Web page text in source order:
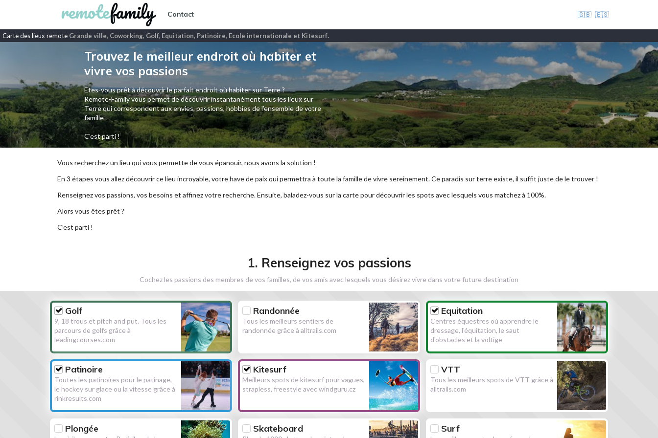
Contact 🇬🇧 🇪🇸
Carte des lieux remote Grande ville, Coworking, Golf, Equitation, Patinoire, Ecole internationale et Kitesurf.
Trouvez le meilleur endroit où habiter et
vivre vos passions
Etes-vous prêt à découvrir le parfait endroit où habiter sur Terre ?
Remote-Family vous permet de découvrir instantanément tous les lieux sur
Terre qui correspondent aux envies, passions, hobbies de l’ensemble de votre
famille
C'est parti !
Vous recherchez un lieu qui vous permette de vous épanouir, nous avons la solution !
En 3 étapes vous allez découvrir ce lieu incroyable, votre have de paix qui permettra à toute la famille de vivre sereinement. Ce paradis sur terre existe, il suffit juste de le trouver !
Renseignez vos passions, vos besoins et affinez votre recherche. Ensuite, baladez-vous sur la carte pour découvrir les spots avec lesquels vous matchez à 100%.
Alors vous êtes prêt ?
C’est parti !
1. Renseignez vos passions
Cochez les passions des membres de vos familles, de vos amis avec lesquels vous désirez vivre dans votre future destination
Golf
9, 18 trous et pitch and put. Tous les
parcours de golfs grâce à
leadingcourses.com
Randonnée
Tous les meilleurs sentiers de
randonnée grâce à alltrails.com
Equitation
Centres équestres où apprendre le
dressage, l'équitation, le saut
d'obstacles et la voltige
Patinoire
Toutes les patinoires pour le patinage,
le hockey sur glace ou la vitesse grâce à
rinkresults.com
Kitesurf
Meilleurs spots de kitesurf pour vagues,
strapless, freestyle avec windguru.cz
VTT
Tous les meilleurs spots de VTT grâce à
alltrails.com
Plongée Skateboard Surf